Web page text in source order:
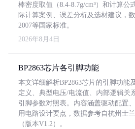
棒密度取值（8.4-8.7g/cm³）和计算公
际计算案例、误差分析及选材建议，
2007等国家标准。
2026年8月4日
BP2863芯片各引脚功能
本文详细解析BP2863芯片的引脚功能
定义、典型电压/电流值、内部逻辑关
引脚参数对照表。内容涵盖驱动配置
用电路设计要点，数据参考自杭州士
（版本V1.2）。